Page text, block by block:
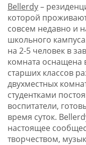
Bellerdy–
которой
совсем недавно и
школьного
на 2-5 человек в
комната оснащена
старших классов
двухместных
студентками
воспитатели,
время суток.
настоящее
творчеством,